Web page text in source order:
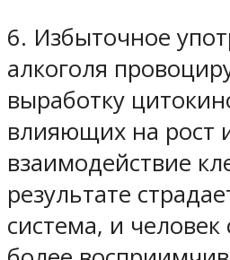
6. Избыточное
алкоголя
выработку
влияющих на рост
взаимодействие
результате
система, и человек